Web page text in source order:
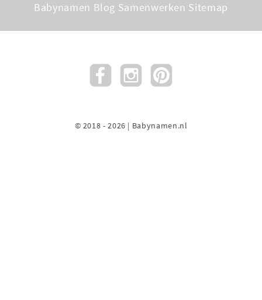
Babynamen Blog Samenwerken Sitemap
© 2018 - 2026 | Babynamen.nl